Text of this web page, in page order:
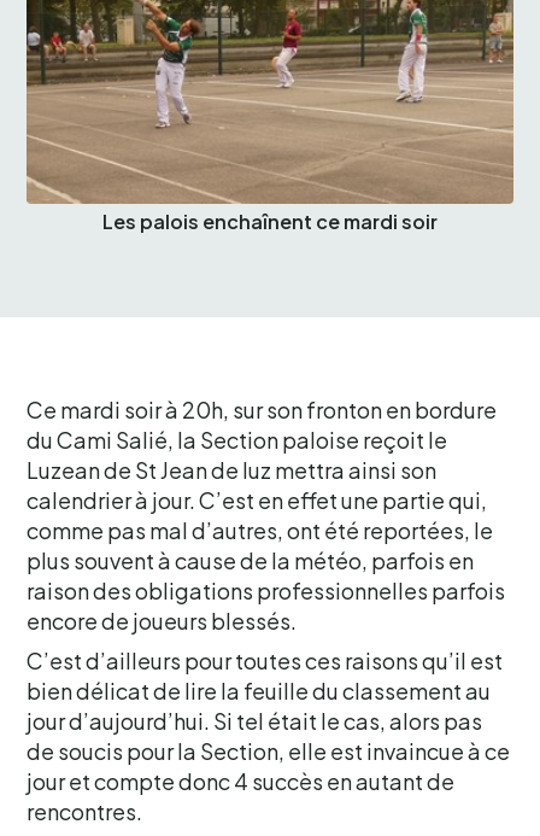
Les palois enchaînent ce mardi soir
Ce mardi soir à 20h, sur son fronton en bordure
du Cami Salié, la Section paloise reçoit le
Luzean de St Jean de luz mettra ainsi son
calendrier à jour. C’est en effet une partie qui,
comme pas mal d’autres, ont été reportées, le
plus souvent à cause de la météo, parfois en
raison des obligations professionnelles parfois
encore de joueurs blessés.
C’est d’ailleurs pour toutes ces raisons qu’il est
bien délicat de lire la feuille du classement au
jour d’aujourd’hui. Si tel était le cas, alors pas
de soucis pour la Section, elle est invaincue à ce
jour et compte donc 4 succès en autant de
rencontres.